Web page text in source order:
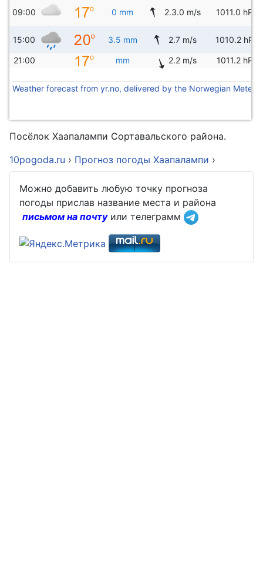
09:00 0 mm 2.3.0 m/s 1011.0 hPa
15:00 3.5 mm 2.7 m/s 1010.2 hPa
21:00 mm 2.2 m/s 1011.2 hPa
Weather forecast from yr.no, delivered by the Norwegian
Посёлок Хаапалампи Сортавальского района.
10pogoda.ru › Прогноз погоды Хаапалампи ›
Можно добавить любую точку прогноза
погоды прислав название места и района
письмом на почтуили телеграмм